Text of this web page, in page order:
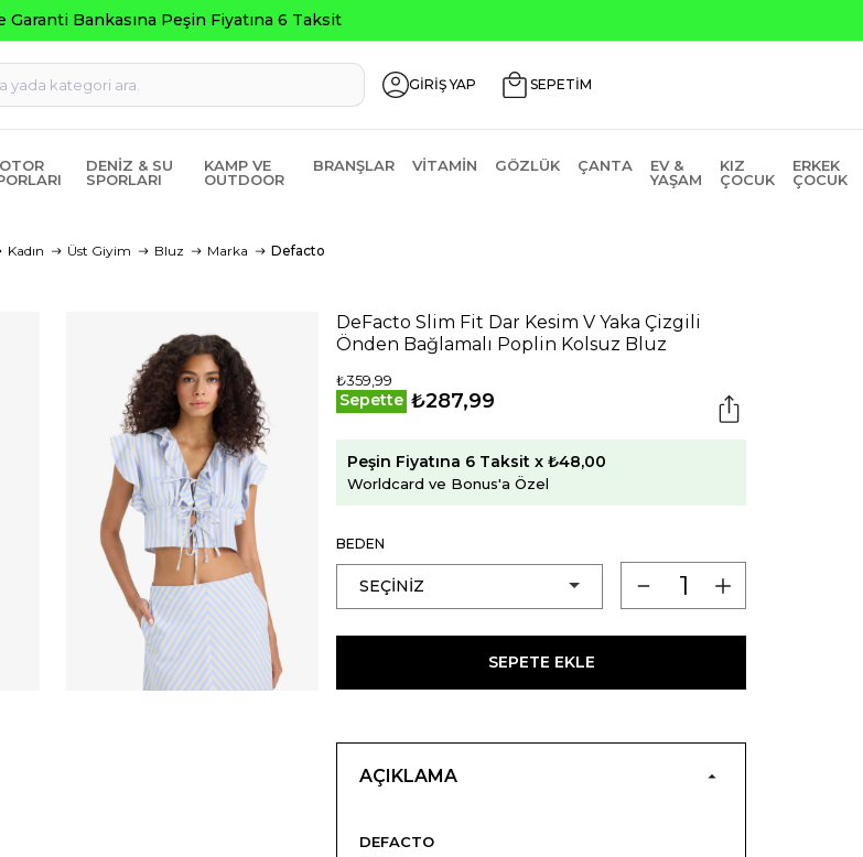
GİRİŞ YAP SEPETİM
DENIZ & SU
SPORLARI
KAMP VE
OUTDOOR
BRANŞLAR VITAMIN GÖZLÜK ÇANTA
EV &
YAŞAM
KIZ
ÇOCUK
ERKEK
ÇOCUK
Kadın Üst Giyim Bluz Marka Defacto
DeFacto Slim Fit Dar Kesim V Yaka Çizgili
Önden Bağlamalı Poplin Kolsuz Bluz
₺359,99
Sepette ₺287,99
Peşin Fiyatına 6 Taksit x ₺48,00
Worldcard ve Bonus'a Özel
BEDEN
SEPETE EKLE
AÇIKLAMA
DEFACTO